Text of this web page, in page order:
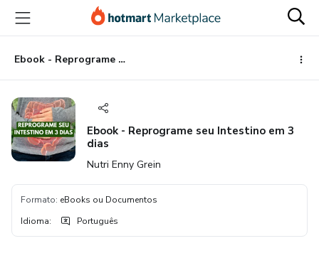
para
conteúdo
principal
para
pagamento
para
rodapé
Ebook - Reprograme seu Intestino em 3 dias
Ebook - Reprograme seu Intestino em 3
dias
Nutri Enny Grein
Formato: eBooks ou Documentos
Idioma: Português